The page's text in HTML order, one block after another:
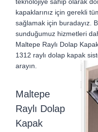
kapaklarınız için gerekli
sağlamak için buradayız.
sunduğumuz hizmetleri
Maltepe Raylı Dolap
1312 raylı dolap kapak
arayın.
Maltepe
Raylı Dolap
Kapak